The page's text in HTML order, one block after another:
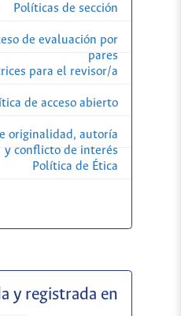
Políticas de sección
de evaluación por
pares
para el revisor/a
de acceso abierto
originalidad, autoría
y conflicto de interés
Política de Ética
y registrada en